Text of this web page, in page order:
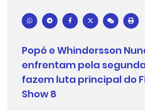
Popó e Whindersson
enfrentam pela
fazem luta principal do
Show 8